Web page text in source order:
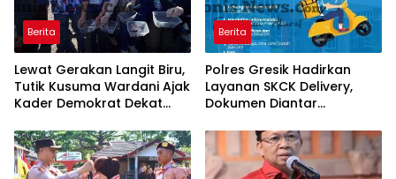
Berita
Lewat Gerakan Langit Biru,
Tutik Kusuma Wardani Ajak
Kader Demokrat Dekat
Kerja Nyata
Berita
Polres Gresik Hadirkan
Layanan SKCK Delivery,
Dokumen Diantar
Pemohon